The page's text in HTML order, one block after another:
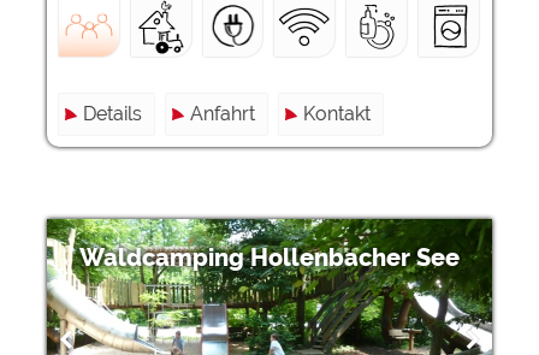
Details Anfahrt Kontakt
Waldcamping Hollenbacher See